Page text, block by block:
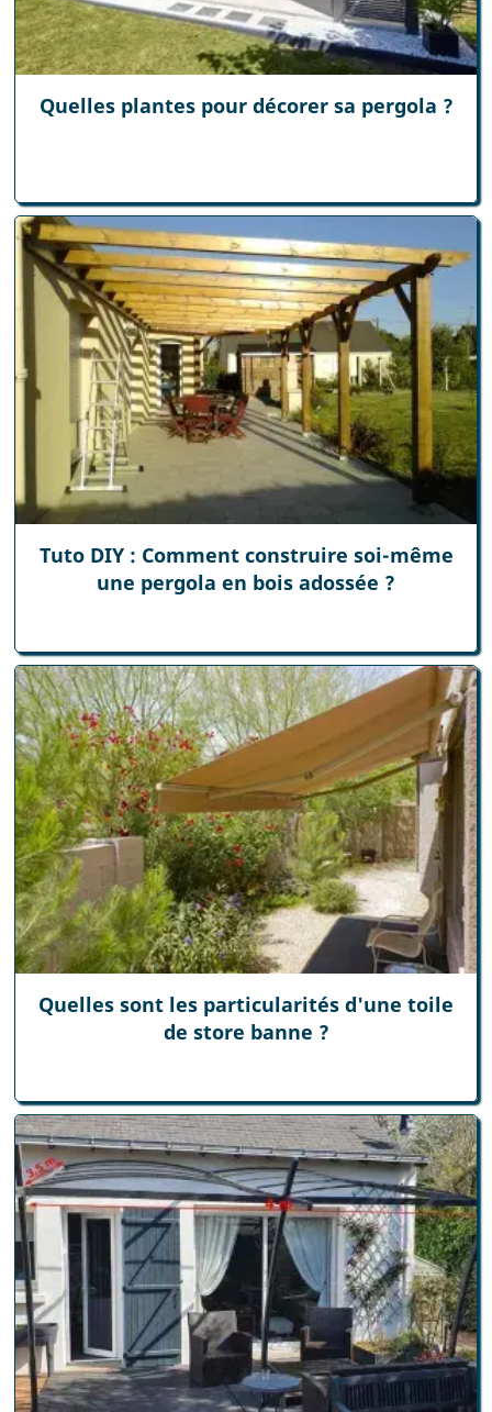
Quelles plantes pour décorer sa pergola ?
Tuto DIY : Comment construire soi-même
une pergola en bois adossée ?
Quelles sont les particularités d'une toile
de store banne ?